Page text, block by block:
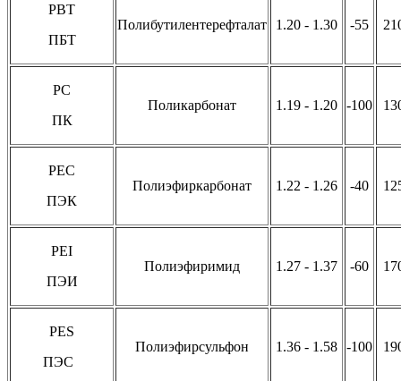
PBT
ПБТ
Полибутилентерефталат 1.20 - 1.30 -55
PC
ПК
Поликарбонат 1.19 - 1.20 -100
PEC
ПЭК
Полиэфиркарбонат 1.22 - 1.26 -40
PEI
ПЭИ
Полиэфиримид 1.27 - 1.37 -60
PES
ПЭС
Полиэфирсульфон 1.36 - 1.58 -100